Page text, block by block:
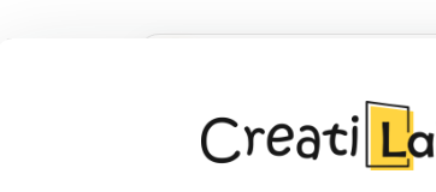
Products
IDEE REGALO